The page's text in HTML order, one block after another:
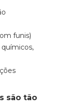
funis)
são tão